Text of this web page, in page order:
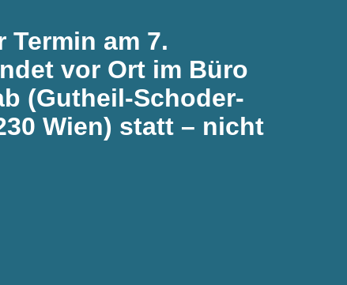
Termin am 7.
vor Ort im Büro
(Gutheil-Schoder-
Wien) statt – nicht